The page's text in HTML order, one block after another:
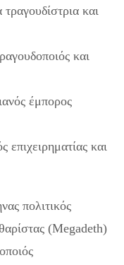
και
και
έμπορος
επιχειρηματίας και
πολιτικός
(Megadeth)